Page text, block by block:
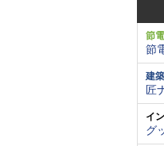
節
節
建
匠
イ
グ